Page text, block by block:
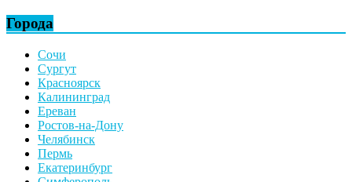
Города
Сочи
Сургут
Красноярск
Калининград
Ереван
Ростов-на-Дону
Челябинск
Пермь
Екатеринбург